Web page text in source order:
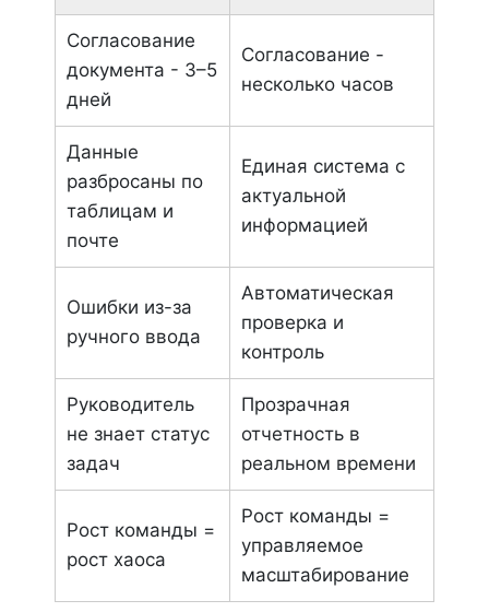
Согласование
документа - 3–5
дней
Согласование -
несколько часов
Данные
разбросаны по
таблицам и
почте
Единая система с
актуальной
информацией
Ошибки из-за
ручного ввода
Автоматическая
проверка и
контроль
Руководитель
не знает статус
задач
Прозрачная
отчетность в
реальном времени
Рост команды =
рост хаоса
Рост команды =
управляемое
масштабирование